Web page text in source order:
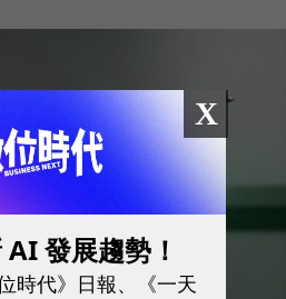
X
發展趨勢！
時代》日報、《一天